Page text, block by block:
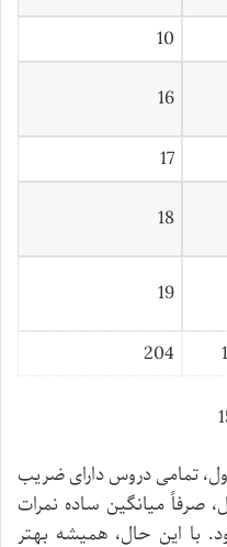
10
16
17
18
19
204
تمامی دروس دارای ضریب
صرفاً میانگین ساده نمرات
با این حال، همیشه بهتر